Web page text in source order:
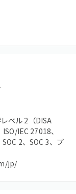
ベル 2（DISA
IEC 27018、
2、SOC 3、プ
jp/